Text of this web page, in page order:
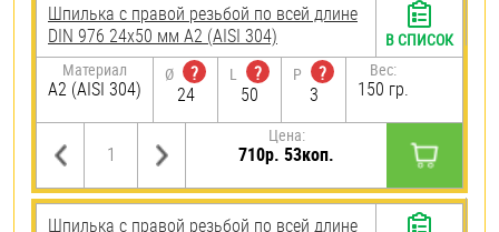
Шпилька с правой резьбой по всей длине
DIN 976 24х50 мм А2 (AISI 304)
Материал
А2 (AISI 304)
Ø
?
24
L
?
50
P
?
3
Вес:
150 гр.
Цена:
710р. 53коп.
В СПИСОК
Шпилька с правой резьбой по всей длине